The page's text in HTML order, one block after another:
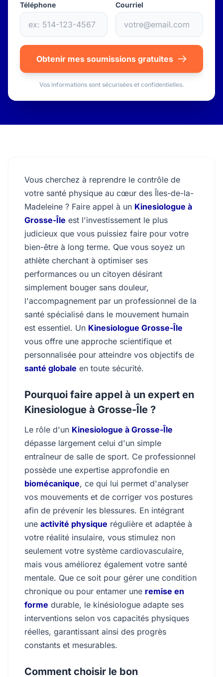
Téléphone Courriel
Obtenir mes soumissions gratuites
Vos informations sont sécurisées et confidentielles.
Vous cherchez à reprendre le contrôle de
votre santé physique au cœur des Îles-de-la-
Madeleine ? Faire appel à un Kinesiologue à
Grosse-Île est l'investissement le plus
judicieux que vous puissiez faire pour votre
bien-être à long terme. Que vous soyez un
athlète cherchant à optimiser ses
performances ou un citoyen désirant
simplement bouger sans douleur,
l'accompagnement par un professionnel de la
santé spécialisé dans le mouvement humain
est essentiel. Un Kinesiologue Grosse-Île
vous offre une approche scientifique et
personnalisée pour atteindre vos objectifs de
santé globale en toute sécurité.
Pourquoi faire appel à un expert en
Kinesiologue à Grosse-Île ?
Le rôle d'un Kinesiologue à Grosse-Île
dépasse largement celui d'un simple
entraîneur de salle de sport. Ce professionnel
possède une expertise approfondie en
biomécanique, ce qui lui permet d'analyser
vos mouvements et de corriger vos postures
afin de prévenir les blessures. En intégrant
une activité physique régulière et adaptée à
votre réalité insulaire, vous stimulez non
seulement votre système cardiovasculaire,
mais vous améliorez également votre santé
mentale. Que ce soit pour gérer une condition
chronique ou pour entamer une remise en
forme durable, le kinésiologue adapte ses
interventions selon vos capacités physiques
réelles, garantissant ainsi des progrès
constants et mesurables.
Comment choisir le bon